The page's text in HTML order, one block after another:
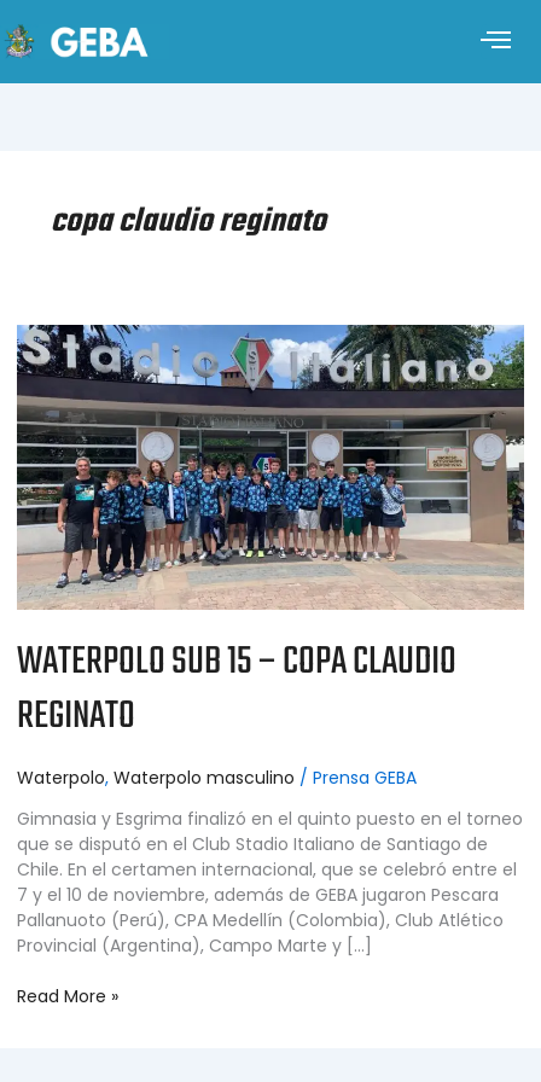
copa claudio reginato
WATERPOLO SUB 15 – COPA CLAUDIO
REGINATO
Waterpolo, Waterpolo masculino / Prensa GEBA
Gimnasia y Esgrima finalizó en el quinto puesto en el torneo
que se disputó en el Club Stadio Italiano de Santiago de
Chile. En el certamen internacional, que se celebró entre el
7 y el 10 de noviembre, además de GEBA jugaron Pescara
Pallanuoto (Perú), CPA Medellín (Colombia), Club Atlético
Provincial (Argentina), Campo Marte y […]
WATERPOLO
SUB
–
COPA
CLAUDIO
REGINATO
Read More »